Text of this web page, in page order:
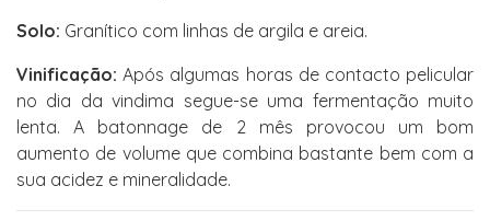
Solo: Granítico com linhas de argila e areia.
Vinificação: Após algumas horas de contacto pelicular
no dia da vindima segue-se uma fermentação muito
lenta. A batonnage de 2 mês provocou um bom
aumento de volume que combina bastante bem com a
sua acidez e mineralidade.